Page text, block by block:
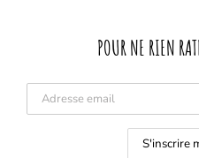
POUR NE RIEN